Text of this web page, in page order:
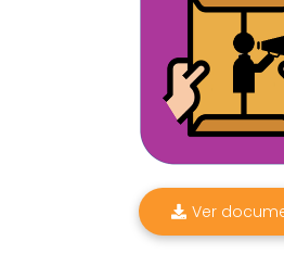
Ver